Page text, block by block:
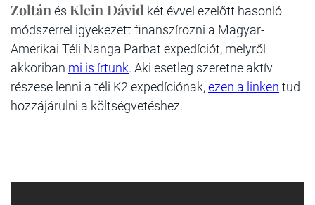
Zoltán és Klein Dávid két évvel ezelőtt hasonló
módszerrel igyekezett finanszírozni a Magyar-
Amerikai Téli Nanga Parbat expedíciót, melyről
akkoriban mi is írtunk. Aki esetleg szeretne aktív
részese lenni a téli K2 expedíciónak,ezen a linken tud
hozzájárulni a költségvetéshez.